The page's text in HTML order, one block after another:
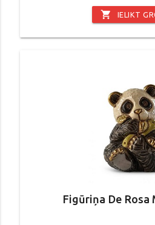
shopping_cart IELIKT
Figūriņa De Rosa